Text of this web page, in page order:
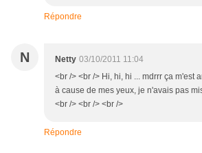
Répondre
N Netty 03/10/2011 11:04
<br /> <br /> Hi, hi, hi ... mdrrr ça m'est
à cause de mes yeux, je n'avais pas
<br /> <br /> <br />
Répondre